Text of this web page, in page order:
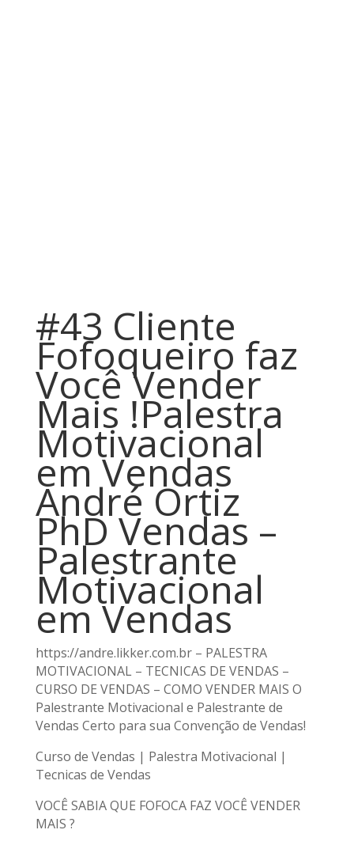
#43 Cliente
Fofoqueiro faz
Você Vender
Mais !Palestra
Motivacional
em Vendas
André Ortiz
PhD Vendas –
Palestrante
Motivacional
em Vendas
https://andre.likker.com.br – PALESTRA
MOTIVACIONAL – TECNICAS DE VENDAS –
CURSO DE VENDAS – COMO VENDER MAIS O
Palestrante Motivacional e Palestrante de
Vendas Certo para sua Convenção de Vendas!
Curso de Vendas | Palestra Motivacional |
Tecnicas de Vendas
VOCÊ SABIA QUE FOFOCA FAZ VOCÊ VENDER
MAIS ?